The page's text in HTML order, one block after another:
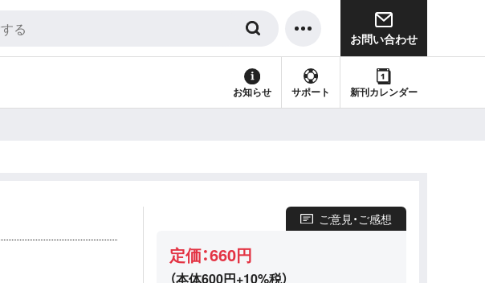
お問い合わせ
お知らせ サポート 新刊カレンダー
ご意見・ご感想
定価：660円
（本体600円+10%税）